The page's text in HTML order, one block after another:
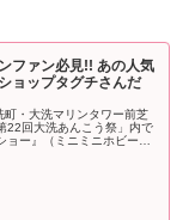
ファン必見!! あの人気
ョップタグチさんだ
・大洗マリンタワー前芝
22回大洗あんこう祭」内で
ョー』（ミニミニホビーシ